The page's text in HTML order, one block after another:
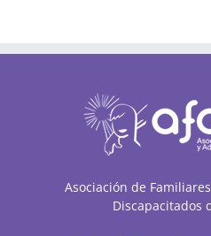
Asociación de
Discapacitados